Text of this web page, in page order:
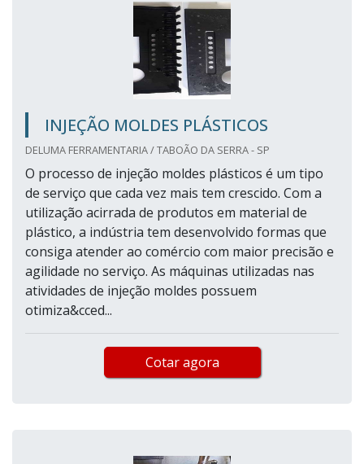
INJEÇÃO MOLDES PLÁSTICOS
DELUMA FERRAMENTARIA / TABOÃO DA SERRA - SP
O processo de injeção moldes plásticos é um tipo
de serviço que cada vez mais tem crescido. Com a
utilização acirrada de produtos em material de
plástico, a indústria tem desenvolvido formas que
consiga atender ao comércio com maior precisão e
agilidade no serviço. As máquinas utilizadas nas
atividades de injeção moldes possuem
otimiza&cced...
Cotar agora